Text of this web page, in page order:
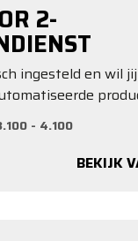
2-
ingesteld en wil
- 4.100
BEKIJK